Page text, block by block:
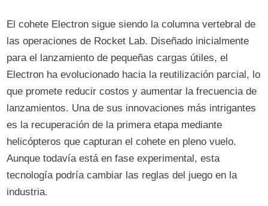
El cohete Electron sigue siendo la columna vertebral de
las operaciones de Rocket Lab. Diseñado inicialmente
para el lanzamiento de pequeñas cargas útiles, el
Electron ha evolucionado hacia la reutilización parcial, lo
que promete reducir costos y aumentar la frecuencia de
lanzamientos. Una de sus innovaciones más intrigantes
es la recuperación de la primera etapa mediante
helicópteros que capturan el cohete en pleno vuelo.
Aunque todavía está en fase experimental, esta
tecnología podría cambiar las reglas del juego en la
industria.